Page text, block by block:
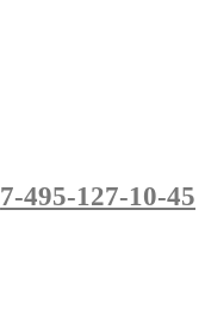
7-495-127-10-45